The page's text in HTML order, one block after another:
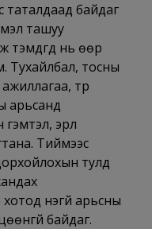
таталдаад байдаг
ташуу
нь өөр
Тухайлбал, тосны
түр
арьсанд
гэмтэл, эрүүл
Тиймээс
тулд
үнэгүй арьсны
байдаг.